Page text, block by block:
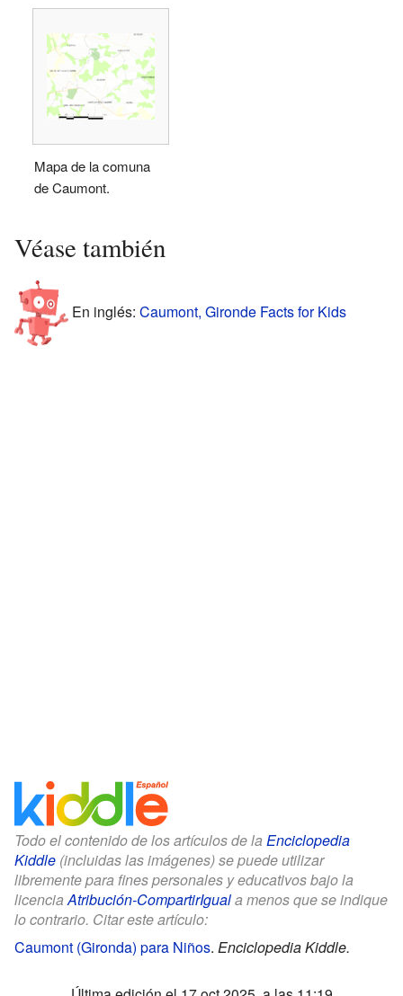
Mapa de la comuna
de Caumont.
Véase también
En inglés: Caumont, Gironde Facts for Kids
Todo el contenido de los artículos de la Enciclopedia
Kiddle (incluidas las imágenes) se puede utilizar
libremente para fines personales y educativos bajo la
licenciaAtribución-CompartirIguala menos que se indique
lo contrario. Citar este artículo:
Caumont (Gironda) para Niños. Enciclopedia Kiddle.